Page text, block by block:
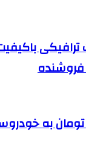
ترافیکی
فروشنده
تومان به